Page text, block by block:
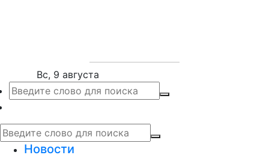
Вс, 9 августа
Новости